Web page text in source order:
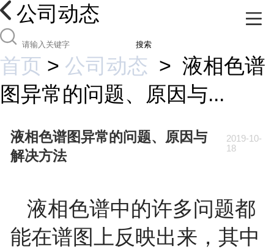
公司动态
搜索
首页 > 公司动态 > 液相色谱
图异常的问题、原因与...
液相色谱图异常的问题、原因与
解决方法
2019-10-
18
液相色谱中的许多问题都
能在谱图上反映出来，其中